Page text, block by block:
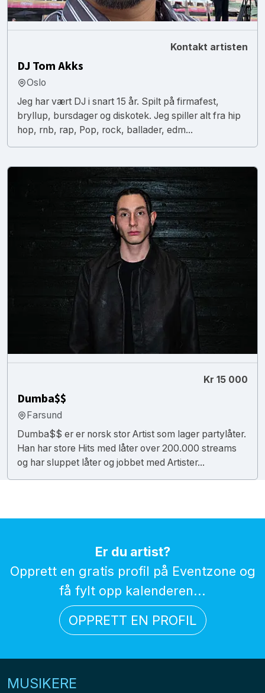
Kontakt artisten
DJ Tom Akks
Oslo
Jeg har vært DJ i snart 15 år. Spilt på firmafest,
bryllup, bursdager og diskotek. Jeg spiller alt fra hip
hop, rnb, rap, Pop, rock, ballader, edm...
Kr 15 000
Dumba$$
Farsund
Dumba$$ er er norsk stor Artist som lager partylåter.
Han har store Hits med låter over 200.000 streams
og har sluppet låter og jobbet med Artister...
Er du artist?
Opprett en gratis profil på Eventzone og
få fylt opp kalenderen...
OPPRETT EN PROFIL
MUSIKERE